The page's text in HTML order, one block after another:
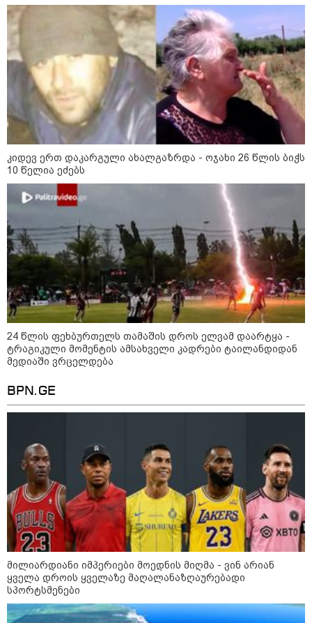
12:34 / 08-08-2026
რას აცხადებს ირაკლი კობახიძე
ელექტროენერგიის რამდენჯერმე
გათიშვასთან დაკავშირებით?
19:32 / 08-08-2026
"სიმბოლურია, რომ კობახიძის
საქართველოს
თავისუფლებისთვის შეწირული
გმირების მემორიალზე
გაკეთდა" - "ნაციონალური
მოძრაობა"
19:03 / 08-08-2026
"მკაცრად ვგმობთ ირაკლი
კობახიძის განცხადებას" -
"კოალიცია ცვლილებისთვის"
16:33 / 08-08-2026
ღალატზე დაფუძნებული
16:22 / 08-08-2026
"აი, ეს არის სამშობლოს
ღალატი" - როგორ ეხმაურება
ნიკა გვარამია აგვისტოს ომთან
დაკავშირებით ირაკლი
კობახიძის განცხადებას?
კიდევ ერთ დაკარგული ახალგაზრდა - ოჯახი 26 წლის ბიჭს
10 წელია ეძებს
24 წლის ფეხბურთელს თამაშის დროს ელვამ დაარტყა -
ტრაგიკული მომენტის ამსახველი კადრები ტაილანდიდან
მედიაში ვრცელდება
BPN.GE
მილიარდიანი იმპერიები მოედნის მიღმა - ვინ არიან
ყველა დროის ყველაზე მაღალანაზღაურებადი
სპორტსმენები